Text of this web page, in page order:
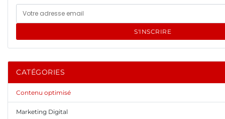
S'INSCRIRE
CATÉGORIES
Contenu optimisé
Marketing Digital